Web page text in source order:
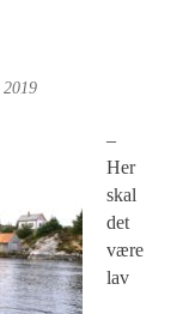
2019
–
Her
skal
det
være
lav